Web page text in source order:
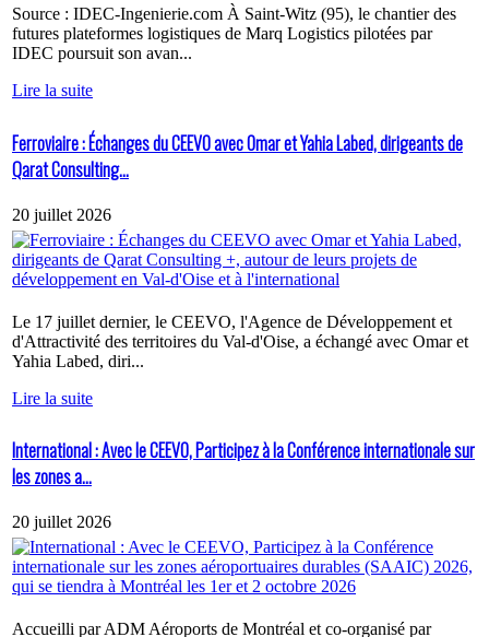
Source : IDEC-Ingenierie.com À Saint-Witz (95), le chantier des
futures plateformes logistiques de Marq Logistics pilotées par
IDEC poursuit son avan...
Lire la suite
Ferroviaire : Échanges du CEEVO avec Omar et Yahia Labed, dirigeants de
Qarat Consulting...
20 juillet 2026
Le 17 juillet dernier, le CEEVO, l'Agence de Développement et
d'Attractivité des territoires du Val-d'Oise, a échangé avec Omar et
Yahia Labed, diri...
Lire la suite
International : Avec le CEEVO, Participez à la Conférence internationale sur
les zones a...
20 juillet 2026
Accueilli par ADM Aéroports de Montréal et co-organisé par